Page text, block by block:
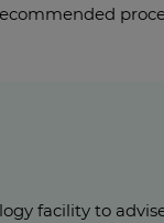
facility to